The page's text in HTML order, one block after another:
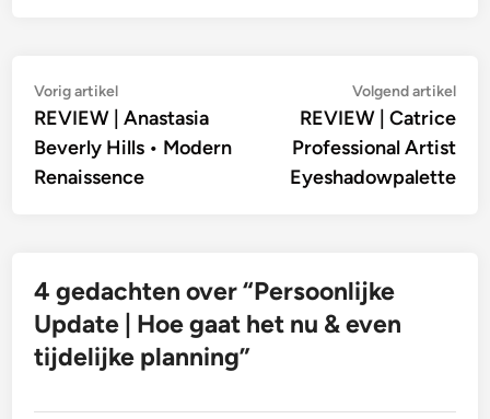
Bericht
navigatie
Vorig artikelVorig
artikel:
REVIEW | Anastasia
Beverly Hills • Modern
Renaissence
Volgend artikel
REVIEW | Catrice
Professional Artist
Eyeshadowpalette
4 gedachten over “Persoonlijke
Update | Hoe gaat het nu & even
tijdelijke planning”